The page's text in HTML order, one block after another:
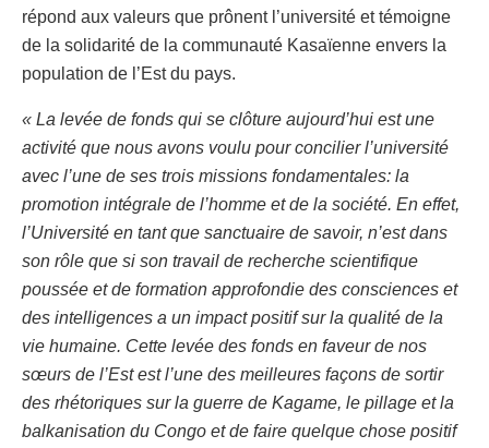
répond aux valeurs que prônent l’université et témoigne
de la solidarité de la communauté Kasaïenne envers la
population de l’Est du pays.
« La levée de fonds qui se clôture aujourd’hui est une
activité que nous avons voulu pour concilier l’université
avec l’une de ses trois missions fondamentales: la
promotion intégrale de l’homme et de la société. En effet,
l’Université en tant que sanctuaire de savoir, n’est dans
son rôle que si son travail de recherche scientifique
poussée et de formation approfondie des consciences et
des intelligences a un impact positif sur la qualité de la
vie humaine. Cette levée des fonds en faveur de nos
sœurs de l’Est est l’une des meilleures façons de sortir
des rhétoriques sur la guerre de Kagame, le pillage et la
balkanisation du Congo et de faire quelque chose positif